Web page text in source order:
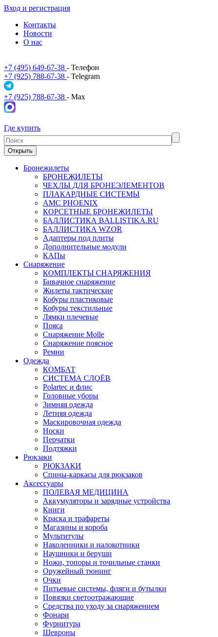
Вход и регистрация
Контакты
Новости
О нас
+7 (495) 649-67-38 - Телефон
+7 (925) 788-67-38 - Telegram
+7 (925) 788-67-38 - Max
Где купить
Открыть
Бронежилеты
БРОНЕЖИЛЕТЫ
ЧЕХЛЫ ДЛЯ БРОНЕЭЛЕМЕНТОВ
ПЛАКАРДНЫЕ СИСТЕМЫ
АМС PHOENIX
КОРСЕТНЫЕ БРОНЕЖИЛЕТЫ
БАЛЛИСТИКА BALLISTIKA.RU
БАЛЛИСТИКА WZOR
Адаптеры под плиты
Дополнительные модули
КАПы
Снаряжение
КОМПЛЕКТЫ СНАРЯЖЕНИЯ
Бивачное снаряжение
Жилеты тактические
Кобуры пластиковые
Кобуры текстильные
Лямки плечевые
Пояса
Снаряжение Molle
Снаряжение поясное
Ремни
Одежда
КОМБАТ
СИСТЕМА СЛОЁВ
Polartec и флис
Головные уборы
Зимняя одежда
Летняя одежда
Маскировочная одежда
Носки
Перчатки
Подтяжки
Рюкзаки
РЮКЗАКИ
Спины-каркасы для рюкзаков
Аксессуары
ПОЛЕВАЯ МЕДИЦИНА
Аккумуляторы и зарядные устройства
Книги
Краска и трафареты
Магазины и короба
Мультитулы
Наколенники и налокотники
Наушники и беруши
Ножи, топоры и точильные станки
Оружейный тюнинг
Очки
Питьевые системы, фляги и бутылки
Повязки светоотражающие
Средства по уходу за снаряжением
Фонари
Фурнитура
Шевроны